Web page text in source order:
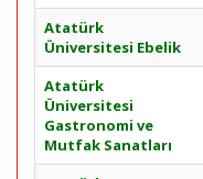
Atatürk
Üniversitesi Ebelik
Atatürk
Üniversitesi
Gastronomi ve
Mutfak Sanatları